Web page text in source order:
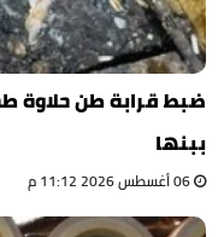
ضبط قرابة طن
ببنها